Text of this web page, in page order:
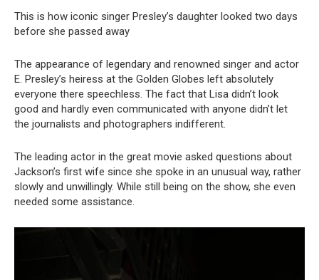
This is how iconic singer Presley’s daughter looked two days
before she passed away
The appearance of legendary and renowned singer and actor
E. Presley’s heiress at the Golden Globes left absolutely
everyone there speechless. The fact that Lisa didn’t look
good and hardly even communicated with anyone didn’t let
the journalists and photographers indifferent.
The leading actor in the great movie asked questions about
Jackson’s first wife since she spoke in an unusual way, rather
slowly and unwillingly. While still being on the show, she even
needed some assistance.